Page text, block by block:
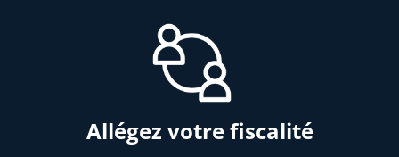
Allégez votre fiscalité